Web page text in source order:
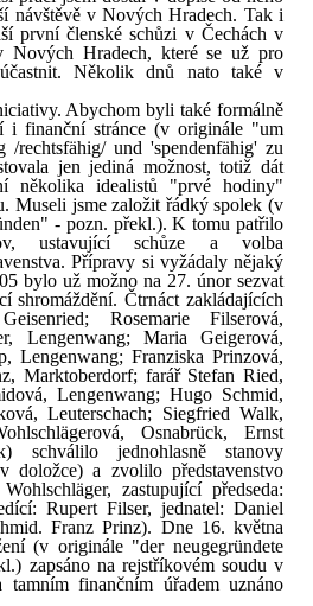
návštěvě v Nových Hradech. Tak i
první členské schůzi v Čechách v
Nových Hradech, které se už pro
Několik dnů nato také v
Abychom byli také formálně
i finanční stránce (v originále "um
/rechtsfähig/ und 'spendenfähig' zu
jen jediná možnost, totiž dát
několika idealistů "prvé hodiny"
Museli jsme založit řádký spolek (v
- pozn. překl.). K tomu patřilo
ustavující schůze a volba
Přípravy si vyžádaly nějaký
bylo už možno na 27. únor sezvat
shromáždění. Čtrnáct zakládajících
Rosemarie Filserová,
Lengenwang; Maria Geigerová,
Lengenwang; Franziska Prinzová,
Marktoberdorf; farář Stefan Ried,
Lengenwang; Hugo Schmid,
Leuterschach; Siegfried Walk,
Osnabrück, Ernst
schválilo jednohlasně stanovy
doložce) a zvolilo představenstvo
zastupující předseda:
Rupert Filser, jednatel: Daniel
Franz Prinz). Dne 16. května
(v originále "der neugegründete
zapsáno na rejstříkovém soudu v
finančním úřadem uznáno